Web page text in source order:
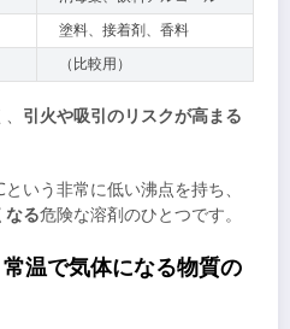
塗料、接着剤、香料
（比較用）
引火や吸引のリスクが高まる
いう非常に低い沸点を持ち、
なる危険な溶剤のひとつです。
温で気体になる物質の